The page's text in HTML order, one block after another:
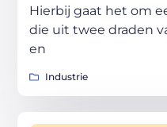
Hierbij gaat het om
die uit twee draden
en
Industrie